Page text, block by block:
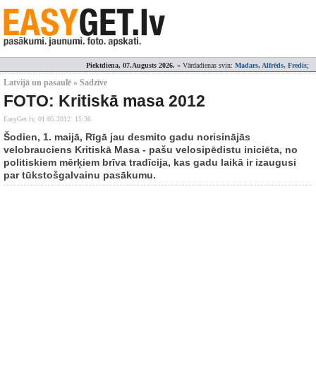
Piektdiena, 07.Augusts 2026. » Vārdadienas svin: Madars, Alfrēds, Fredis;
Latvijā un pasaulē » Sadzīve
FOTO: Kritiskā masa 2012
EasyGet.lv, 01.05.2012. 15:36
Šodien, 1. maijā, Rīgā jau desmito gadu norisinājās
velobrauciens Kritiskā Masa - pašu velosipēdistu iniciēta, no
politiskiem mērķiem brīva tradīcija, kas gadu laikā ir izaugusi
par tūkstošgalvainu pasākumu.